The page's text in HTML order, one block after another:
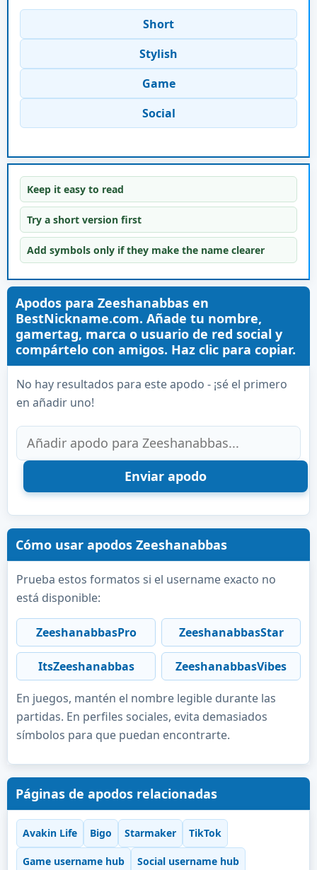
Short
Stylish
Game
Social
Keep it easy to read
Try a short version first
Add symbols only if they make the name clearer
Apodos para Zeeshanabbas en
BestNickname.com. Añade tu nombre,
gamertag, marca o usuario de red social y
compártelo con amigos. Haz clic para copiar.
No hay resultados para este apodo - ¡sé el primero
en añadir uno!
Cómo usar apodos Zeeshanabbas
Prueba estos formatos si el username exacto no
está disponible:
ZeeshanabbasPro ZeeshanabbasStar
ItsZeeshanabbas ZeeshanabbasVibes
En juegos, mantén el nombre legible durante las
partidas. En perfiles sociales, evita demasiados
símbolos para que puedan encontrarte.
Páginas de apodos relacionadas
Avakin Life Bigo Starmaker TikTok
Game username hub Social username hub